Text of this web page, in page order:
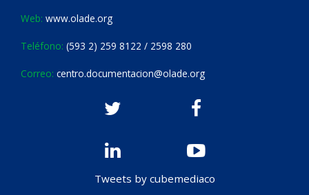
Web: www.olade.org
Teléfono: (593 2) 259 8122 / 2598 280
Correo: centro.documentacion@olade.org
Tweets by cubemediaco